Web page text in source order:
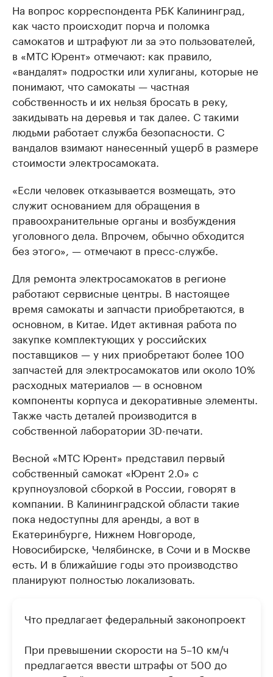
На вопрос корреспондента РБК Калининград,
как часто происходит порча и поломка
самокатов и штрафуют ли за это пользователей,
в «МТС Юрент» отмечают: как правило,
«вандалят» подростки или хулиганы, которые не
понимают, что самокаты — частная
собственность и их нельзя бросать в реку,
закидывать на деревья и так далее. С такими
людьми работает служба безопасности. С
вандалов взимают нанесенный ущерб в размере
стоимости электросамоката.
«Если человек отказывается возмещать, это
служит основанием для обращения в
правоохранительные органы и возбуждения
уголовного дела. Впрочем, обычно обходится
без этого», — отмечают в пресс-службе.
Для ремонта электросамокатов в регионе
работают сервисные центры. В настоящее
время самокаты и запчасти приобретаются, в
основном, в Китае. Идет активная работа по
закупке комплектующих у российских
поставщиков — у них приобретают более 100
запчастей для электросамокатов или около 10%
расходных материалов — в основном
компоненты корпуса и декоративные элементы.
Также часть деталей производится в
собственной лаборатории 3D-печати.
Весной «МТС Юрент» представил первый
собственный самокат «Юрент 2.0» с
крупноузловой сборкой в России, говорят в
компании. В Калининградской области такие
пока недоступны для аренды, а вот в
Екатеринбурге, Нижнем Новгороде,
Новосибирске, Челябинске, в Сочи и в Москве
есть. И в ближайшие годы это производство
планируют полностью локализовать.
Что предлагает федеральный законопроект
При превышении скорости на 5–10 км/ч
предлагается ввести штрафы от 500 до